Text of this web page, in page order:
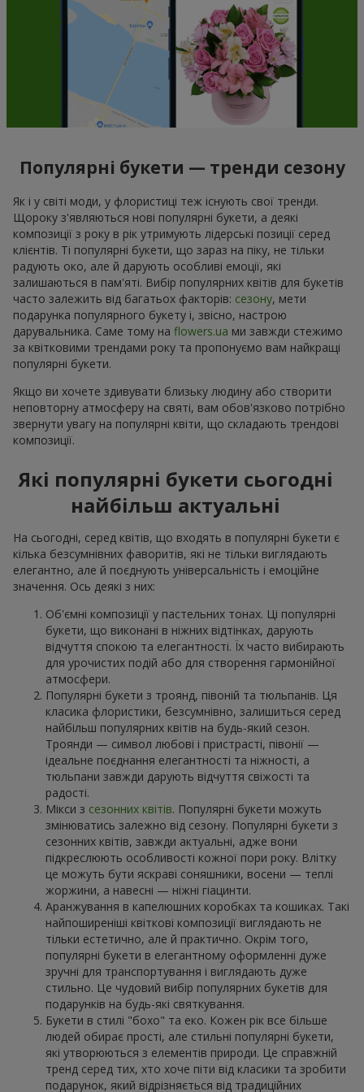
Популярні букети — тренди сезону
Як і у світі моди, у флористиці теж існують свої тренди.
Щороку з'являються нові популярні букети, а деякі
композиції з року в рік утримують лідерські позиції серед
клієнтів. Ті популярні букети, що зараз на піку, не тільки
радують око, але й дарують особливі емоції, які
залишаються в пам'яті. Вибір популярних квітів для букетів
часто залежить від багатьох факторів: сезону, мети
подарунка популярного букету і, звісно, настрою
дарувальника. Саме тому на flowers.ua ми завжди стежимо
за квітковими трендами року та пропонуємо вам найкращі
популярні букети.
Якщо ви хочете здивувати близьку людину або створити
неповторну атмосферу на святі, вам обов'язково потрібно
звернути увагу на популярні квіти, що складають трендові
композиції.
Які популярні букети сьогодні
найбільш актуальні
На сьогодні, серед квітів, що входять в популярні букети є
кілька безсумнівних фаворитів, які не тільки виглядають
елегантно, але й поєднують універсальність і емоційне
значення. Ось деякі з них:
Об'ємні композиції у пастельних тонах. Ці популярні
букети, що виконані в ніжних відтінках, дарують
відчуття спокою та елегантності. Їх часто вибирають
для урочистих подій або для створення гармонійної
атмосфери.
Популярні букети з троянд, півоній та тюльпанів. Ця
класика флористики, безсумнівно, залишиться серед
найбільш популярних квітів на будь-який сезон.
Троянди — символ любові і пристрасті, півонії —
ідеальне поєднання елегантності та ніжності, а
тюльпани завжди дарують відчуття свіжості та
радості.
Мікси з сезонних квітів. Популярні букети можуть
змінюватись залежно від сезону. Популярні букети з
сезонних квітів, завжди актуальні, адже вони
підкреслюють особливості кожної пори року. Влітку
це можуть бути яскраві соняшники, восени — теплі
жоржини, а навесні — ніжні гіацинти.
Аранжування в капелюшних коробках та кошиках. Такі
найпоширеніші квіткові композиції виглядають не
тільки естетично, але й практично. Окрім того,
популярні букети в елегантному оформленні дуже
зручні для транспортування і виглядають дуже
стильно. Це чудовий вибір популярних букетів для
подарунків на будь-які святкування.
Букети в стилі "бохо" та еко. Кожен рік все більше
людей обирає прості, але стильні популярні букети,
які утворюються з елементів природи. Це справжній
тренд серед тих, хто хоче піти від класики та зробити
подарунок, який відрізняється від традиційних